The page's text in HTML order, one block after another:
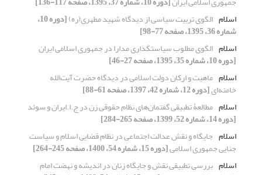
اسلام الگوی تربیت سیاسی از دیدگاه شهید مطهری(ره) [دوره 10،
شماره 36، 1395، صفحه 77-98]
اسلام الگوی مطلوب سیاستگذاری مدارا در جمهوری اسلامی ایران
[دوره 10، شماره 35، 1395، صفحه 27-46]
اسلام ماهیت و ارکان دولت اسلامی در دیدگاه حضرت آیت‌الله
خامنه‌ای[دوره 12، شماره 42، 1397، صفحه 61-88]
اسلام مطالعۀ تطبیقی گفتمان‌های نظام حقوقی زن در ج.ا.ایران و سوئد
[دوره 14، شماره 52، 1399، صفحه 265-284]
اسلام جایگاه و نقش عدالت اجتماعی در نظام قضایی اسلام و سیاست
جنایی جمهوری اسلامی[دوره 15، شماره 54، 1400، صفحه 245-264]
اسلام بررسی تطبیقی نقش و جایگاه زنان در اندیشه و نهضت امام